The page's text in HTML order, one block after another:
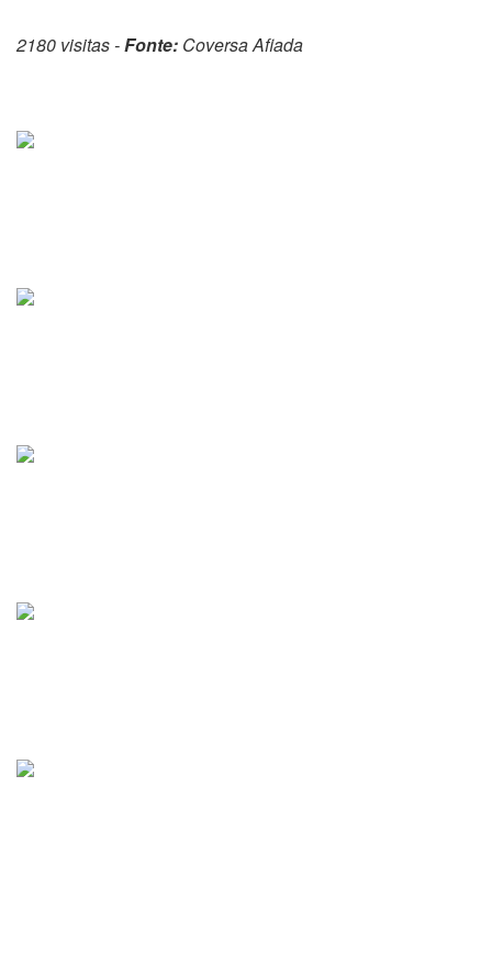
2180 visitas -Fonte: Coversa Afiada